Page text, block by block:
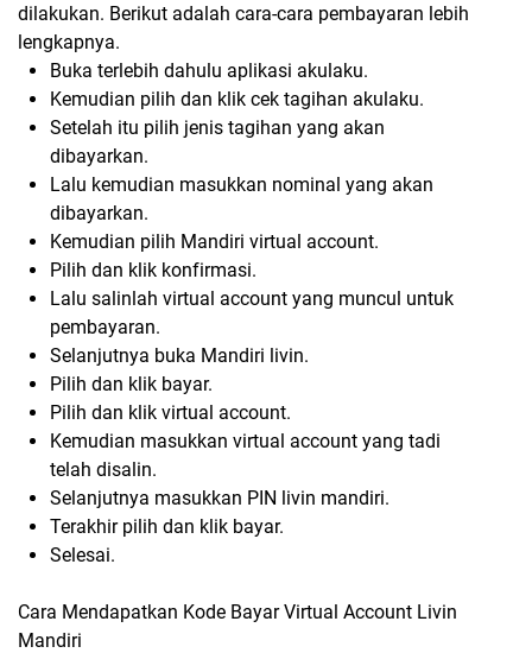
dilakukan. Berikut adalah cara-cara pembayaran lebih
lengkapnya.
Buka terlebih dahulu aplikasi akulaku.
Kemudian pilih dan klik cek tagihan akulaku.
Setelah itu pilih jenis tagihan yang akan
dibayarkan.
Lalu kemudian masukkan nominal yang akan
dibayarkan.
Kemudian pilih Mandiri virtual account.
Pilih dan klik konfirmasi.
Lalu salinlah virtual account yang muncul untuk
pembayaran.
Selanjutnya buka Mandiri livin.
Pilih dan klik bayar.
Pilih dan klik virtual account.
Kemudian masukkan virtual account yang tadi
telah disalin.
Selanjutnya masukkan PIN livin mandiri.
Terakhir pilih dan klik bayar.
Selesai.
Cara Mendapatkan Kode Bayar Virtual Account Livin
Mandiri